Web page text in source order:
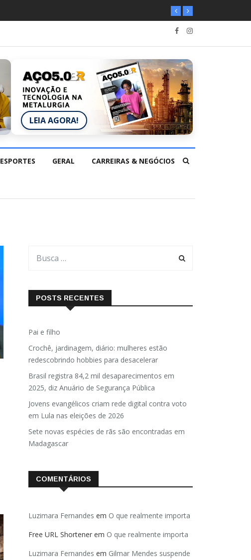
LEIA AGORA!
ESPORTES GERAL CARREIRAS & NEGÓCIOS
POSTS RECENTES
Pai e filho
Crochê, jardinagem, diário: mulheres estão
redescobrindo hobbies para desacelerar
Brasil registra 84,2 mil desaparecimentos em
2025, diz Anuário de Segurança Pública
Jovens evangélicos criam rede digital contra voto
em Lula nas eleições de 2026
Sete novas espécies de rãs são encontradas em
Madagascar
COMENTÁRIOS
Luzimara Fernandes em O que realmente importa
Free URL Shortener em O que realmente importa
Luzimara Fernandes em Gilmar Mendes suspende